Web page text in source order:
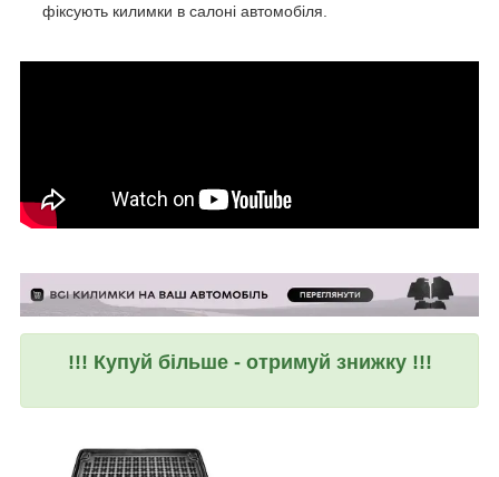
фіксують килимки в салоні автомобіля.
!!! Купуй більше - отримуй знижку !!!